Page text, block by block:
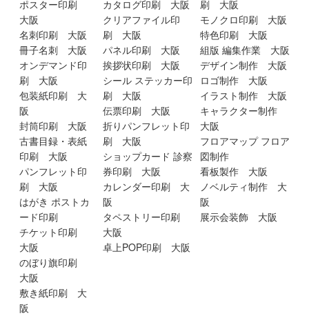
ポスター印刷
大阪
名刺印刷 大阪
冊子名刺 大阪
オンデマンド印
刷 大阪
包装紙印刷 大
阪
封筒印刷 大阪
古書目録・表紙
印刷 大阪
パンフレット印
刷 大阪
はがき ポストカ
ード印刷
チケット印刷
大阪
のぼり旗印刷
大阪
敷き紙印刷 大
阪
カタログ印刷 大阪
クリアファイル印
刷 大阪
パネル印刷 大阪
挨拶状印刷 大阪
シール ステッカー印
刷 大阪
伝票印刷 大阪
折りパンフレット印
刷 大阪
ショップカード 診察
券印刷 大阪
カレンダー印刷 大
阪
タペストリー印刷
大阪
卓上POP印刷 大阪
刷 大阪
モノクロ印刷 大阪
特色印刷 大阪
組版 編集作業 大阪
デザイン制作 大阪
ロゴ制作 大阪
イラスト制作 大阪
キャラクター制作
大阪
フロアマップ フロア
図制作
看板製作 大阪
ノベルティ制作 大
阪
展示会装飾 大阪